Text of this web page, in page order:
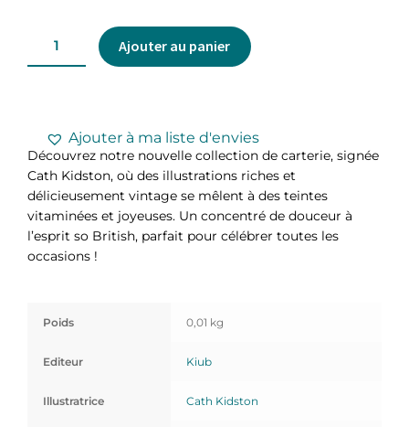
Ajouter au panier
Ajouter à ma liste d'envies
Découvrez notre nouvelle collection de carterie, signée
Cath Kidston, où des illustrations riches et
délicieusement vintage se mêlent à des teintes
vitaminées et joyeuses. Un concentré de douceur à
l’esprit so British, parfait pour célébrer toutes les
occasions !
Poids 0,01 kg
Editeur Kiub
Illustratrice Cath Kidston